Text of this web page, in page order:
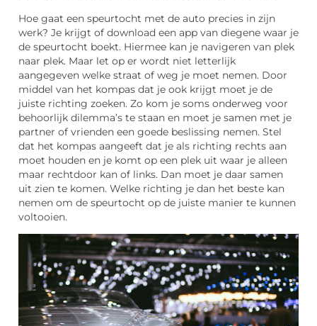
Hoe gaat een speurtocht met de auto precies in zijn
werk? Je krijgt of download een app van diegene waar je
de speurtocht boekt. Hiermee kan je navigeren van plek
naar plek. Maar let op er wordt niet letterlijk
aangegeven welke straat of weg je moet nemen. Door
middel van het kompas dat je ook krijgt moet je de
juiste richting zoeken. Zo kom je soms onderweg voor
behoorlijk dilemma’s te staan en moet je samen met je
partner of vrienden een goede beslissing nemen. Stel
dat het kompas aangeeft dat je als richting rechts aan
moet houden en je komt op een plek uit waar je alleen
maar rechtdoor kan of links. Dan moet je daar samen
uit zien te komen. Welke richting je dan het beste kan
nemen om de speurtocht op de juiste manier te kunnen
voltooien.